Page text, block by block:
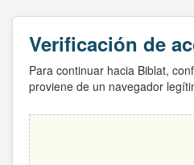
Verificación de
Para continuar hacia Biblat,
proviene de un navegador